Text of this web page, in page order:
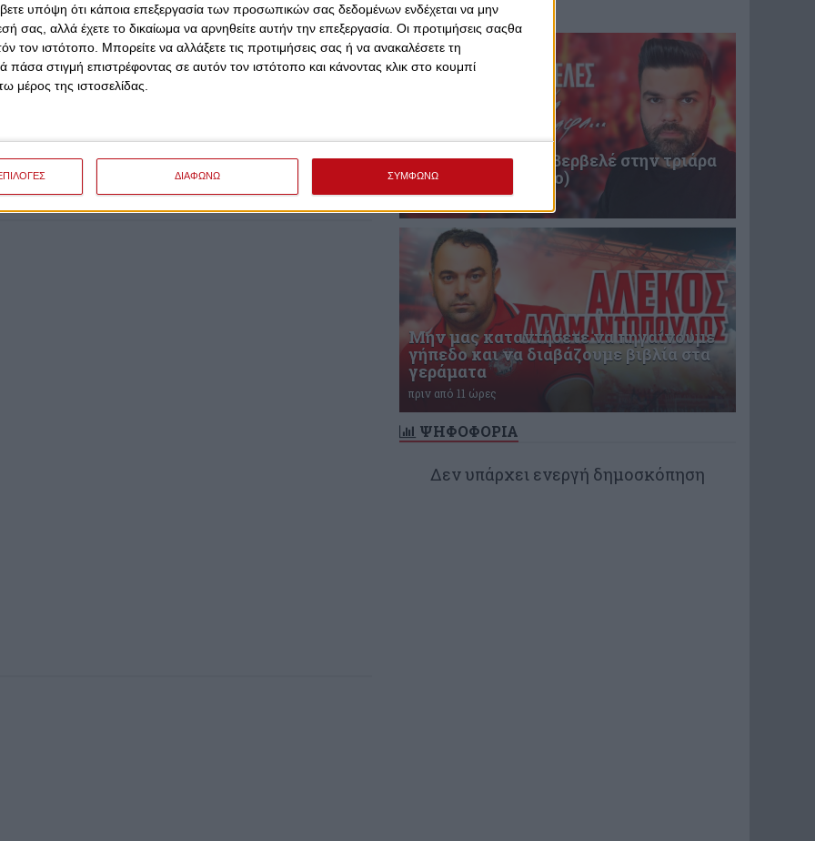
υπόψη ότι κάποια επεξεργασία των προσωπικών σας δεδομένων ενδέχεται να μην
σας, αλλά έχετε το δικαίωμα να αρνηθείτε αυτήν την επεξεργασία. Οι προτιμήσεις σαςθα
τον ιστότοπο. Μπορείτε να αλλάξετε τις προτιμήσεις σας ή να ανακαλέσετε τη
στιγμή επιστρέφοντας σε αυτόν τον ιστότοπο και κάνοντας κλικ στο κουμπί
μέρος της ιστοσελίδας.
ΔΙΑΦΩΝΩ ΣΥΜΦΩΝΩ
Επική περιγραφή Βερβελέ στην τριάρα
του Θρύλου! (video)
31 Ιανουαρίου 2025
Μην μας καταντήσετε να πηγαίνουμε
γήπεδο και να διαβάζουμε βιβλία στα
γεράματα
πριν από 11 ώρες
ΨΗΦΟΦΟΡΙΑ
Δεν υπάρχει ενεργή δημοσκόπηση